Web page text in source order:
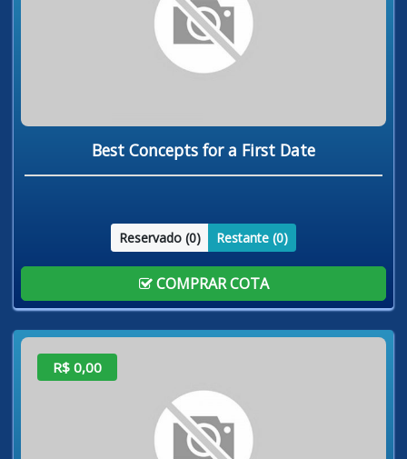
Best Concepts for a First Date
Reservado (0) Restante (0)
COMPRAR COTA
R$ 0,00